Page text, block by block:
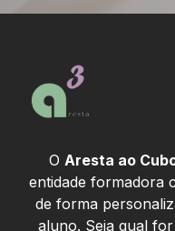
O Aresta ao
entidade formadora
de forma
aluno. Seja qual